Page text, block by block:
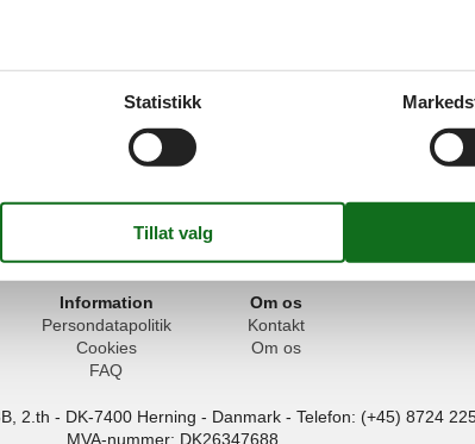
og naturen, og med utsikt over vannet.
byr på mange muligheter for aktiviteter som fotturer,
et ideelt utgangspunkt for utflukter til Fyns mange
Information
Persondatapolitik
Cookies
FAQ
Om os
Kontakt
Om os
2.th - DK-7400 Herning - Danmark - Telefon: (+45) 8724
MVA-nummer: DK26347688
Statistikk